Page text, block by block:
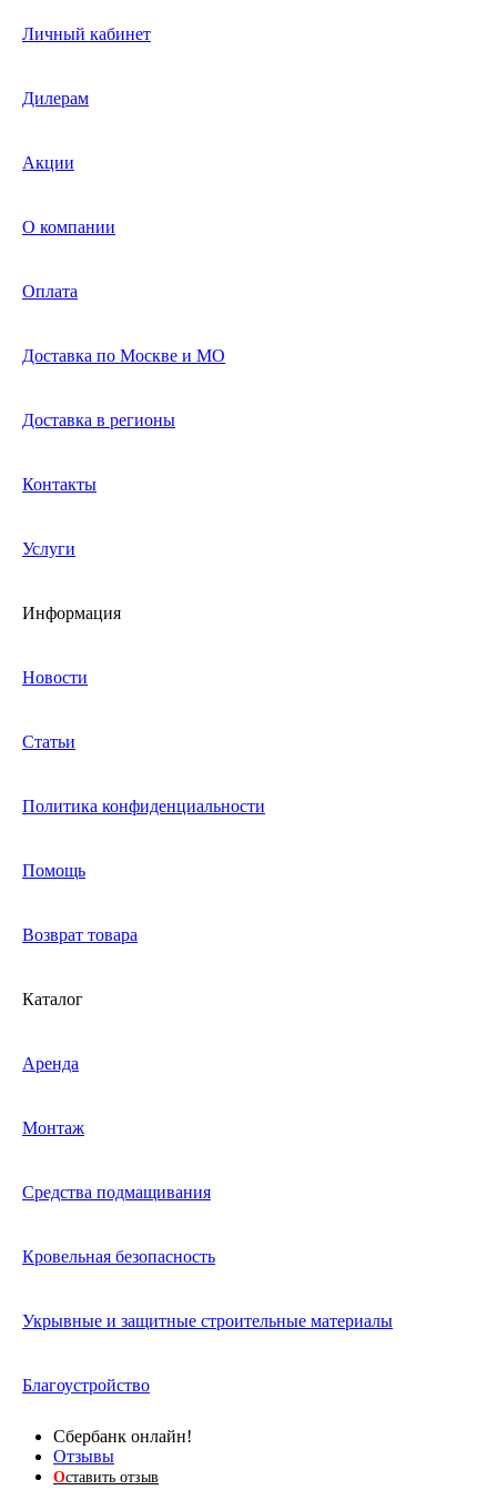
Личный кабинет
Дилерам
Акции
О компании
Оплата
Доставка по Москве и МО
Доставка в регионы
Контакты
Услуги
Информация
Новости
Статьи
Политика конфиденциальности
Помощь
Возврат товара
Каталог
Аренда
Монтаж
Средства подмащивания
Кровельная безопасность
Укрывные и защитные строительные материалы
Благоустройство
Сбербанк онлайн!
Отзывы
Оставить отзыв